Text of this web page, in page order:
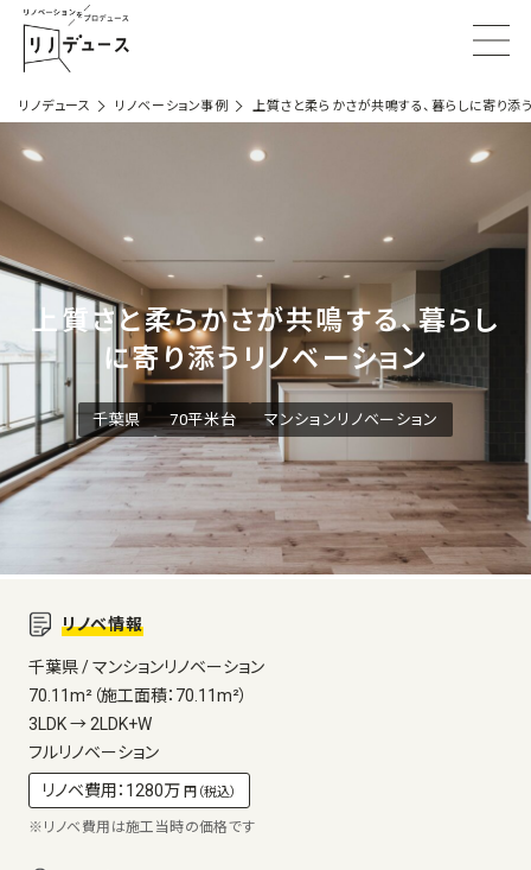
リノデュース リノベーション事例 上質さと柔らかさが共鳴する、暮らしに寄り添
上質さと柔らかさが共鳴する、暮らし
に寄り添うリノベーション
千葉県 70平米台 マンションリノベーション
リノベ情報
千葉県 / マンションリノベーション
70.11m²（施工面積：70.11m²）
3LDK → 2LDK+W
フルリノベーション
リノベ費用：1280万 円（税込）
※リノベ費用は施工当時の価格です